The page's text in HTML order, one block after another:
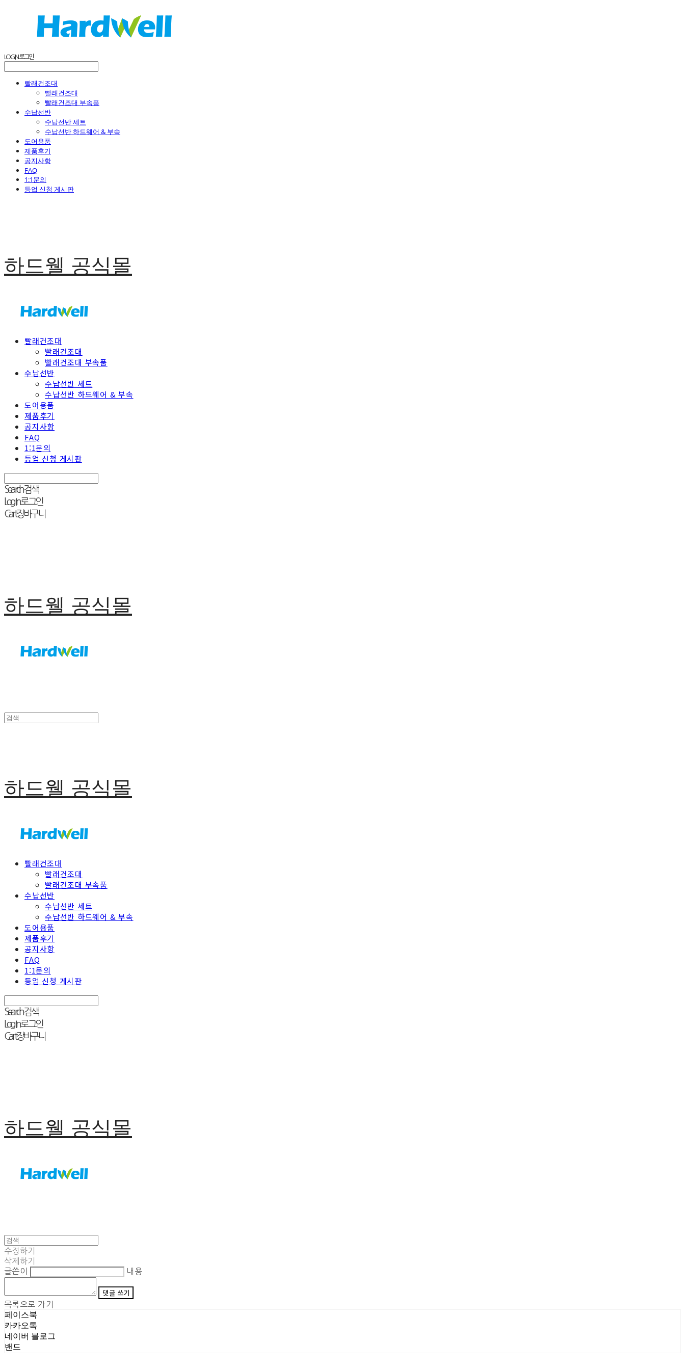
LOG IN로그인
빨래건조대
빨래건조대
빨래건조대 부속품
수납선반
수납선반 세트
수납선반 하드웨어 & 부속
도어용품
제품후기
공지사항
FAQ
1:1문의
등업 신청 게시판
하드웰 공식몰
빨래건조대
빨래건조대
빨래건조대 부속품
수납선반
수납선반 세트
수납선반 하드웨어 & 부속
도어용품
제품후기
공지사항
FAQ
1:1문의
등업 신청 게시판
Search검색
Log In로그인
Cart장바구니
하드웰 공식몰
하드웰 공식몰
빨래건조대
빨래건조대
빨래건조대 부속품
수납선반
수납선반 세트
수납선반 하드웨어 & 부속
도어용품
제품후기
공지사항
FAQ
1:1문의
등업 신청 게시판
Search검색
Log In로그인
Cart장바구니
하드웰 공식몰
수정하기
삭제하기
글쓴이
내용
댓글 쓰기
목록으로 가기
페이스북
카카오톡
네이버 블로그
밴드